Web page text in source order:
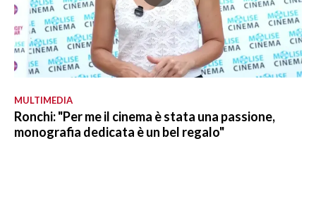
MULTIMEDIA
Ronchi: "Per me il cinema è stata una passione,
monografia dedicata è un bel regalo"